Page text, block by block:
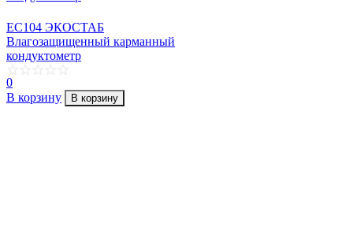
EC104 ЭКОСТАБ
Влагозащищенный карманный
кондуктометр
0
В корзину
В корзину